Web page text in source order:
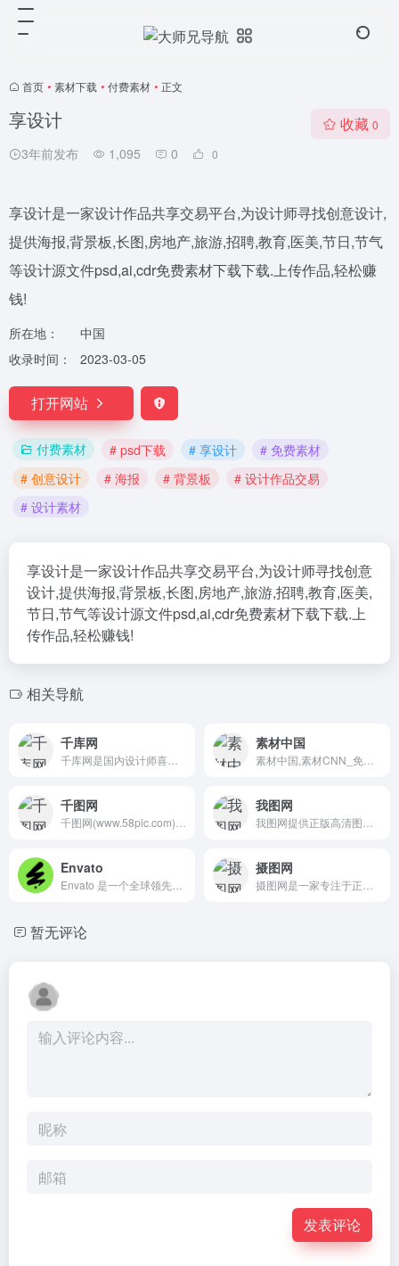
首页 • 素材下载 • 付费素材 • 正文
享设计
3年前发布 1,095 0 0
收藏 0
享设计是一家设计作品共享交易平台,为设计师寻找创意设计,
提供海报,背景板,长图,房地产,旅游,招聘,教育,医美,节日,节气
等设计源文件psd,ai,cdr免费素材下载下载.上传作品,轻松赚
钱!
所在地：
中国
收录时间：
2023-03-05
打开网站
付费素材 # psd下载 # 享设计
# 免费素材
# 创意设计
# 海报 # 背景板
# 设计作品交易
# 设计素材
享设计是一家设计作品共享交易平台,为设计师寻找创意
设计,提供海报,背景板,长图,房地产,旅游,招聘,教育,医美,
节日,节气等设计源文件psd,ai,cdr免费素材下载下载.上
传作品,轻松赚钱!
相关导航
千库网 素材中国
千图网 我图网
Envato 摄图网
暂无评论
发表评论